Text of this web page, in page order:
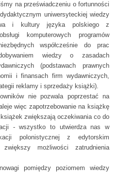
na przeświadczeniu o fortunności
uniwersyteckiej wiedzy
i kultury języka polskiego z
komputerowych programów
współcześnie do prac
wiedzy o zasadach
(podstawach prawnych
i finansach firm wydawniczych,
reklamy i sprzedaży książki).
nie pozwala poprzestać na
więc zapotrzebowanie na książkę
zwiększają oczekiwania co do
- wszystko to utwierdza nas w
polonistycznej z edytorskim
zwiększy możliwości zatrudnienia
pomiędzy poziomem wiedzy